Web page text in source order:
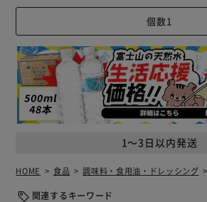
1～3日以内発送
HOME 食品 調味料・食用油・ドレッシング
関連するキーワード